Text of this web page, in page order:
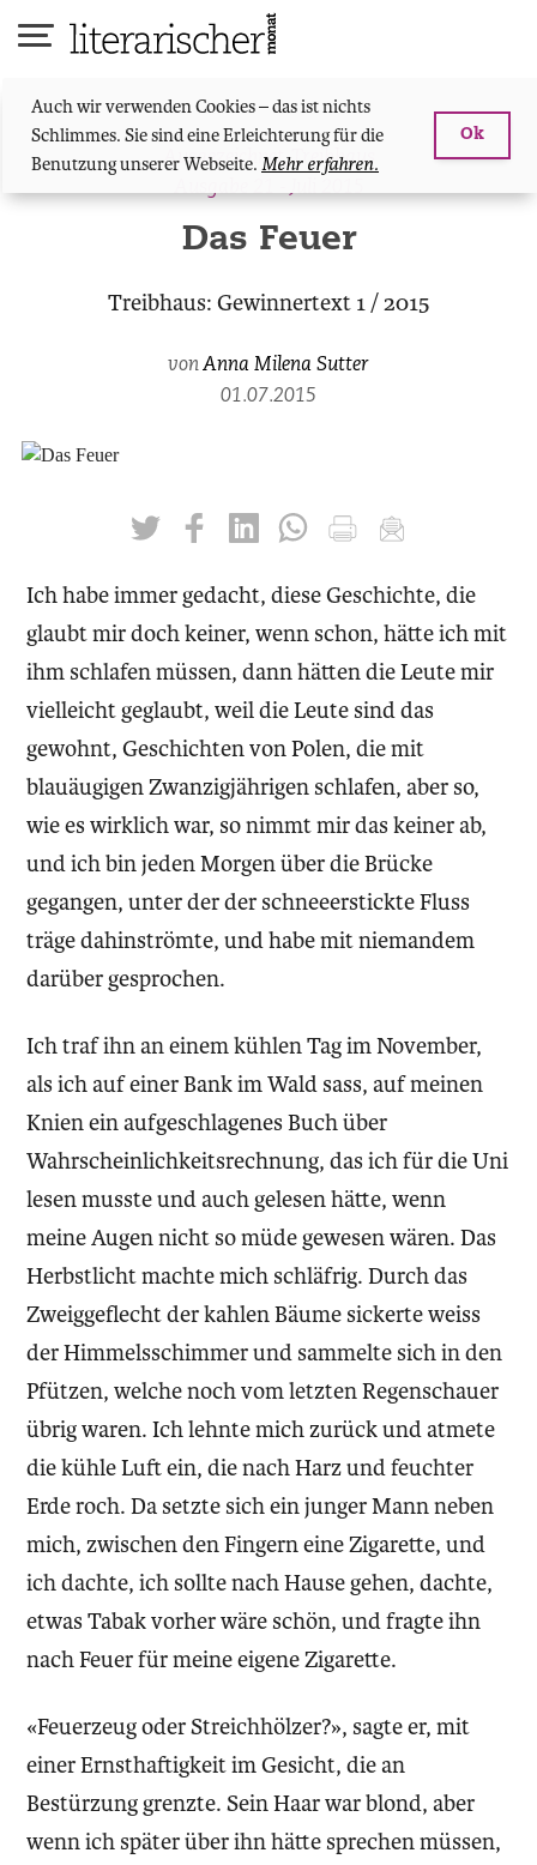
Auch wir verwenden Cookies – das ist nichts
Schlimmes. Sie sind eine Erleichterung für die
Benutzung unserer Webseite. Mehr erfahren.
Ok
Ausgezeichnet,Treibhaus
Das Feuer
Treibhaus: Gewinnertext 1 / 2015
vonAnna Milena Sutter
01.07.2015
twittern liken teilen teilen drucken
Ich habe immer gedacht, diese Geschichte, die
glaubt mir doch keiner, wenn schon, hätte ich mit
ihm schlafen müssen, dann hätten die Leute mir
vielleicht geglaubt, weil die Leute sind das
gewohnt, Geschichten von Polen, die mit
blauäugigen Zwanzigjährigen schlafen, aber so,
wie es wirklich war, so nimmt mir das keiner ab,
und ich bin jeden Morgen über die Brücke
gegangen, unter der der schneeerstickte Fluss
träge dahinströmte, und habe mit niemandem
darüber gesprochen.
Ich traf ihn an einem kühlen Tag im November,
als ich auf einer Bank im Wald sass, auf meinen
Knien ein aufgeschlagenes Buch über
Wahrscheinlichkeitsrechnung, das ich für die Uni
lesen musste und auch gelesen hätte, wenn
meine Augen nicht so müde gewesen wären. Das
Herbstlicht machte mich schläfrig. Durch das
Zweiggeflecht der kahlen Bäume sickerte weiss
der Himmelsschimmer und sammelte sich in den
Pfützen, welche noch vom letzten Regenschauer
übrig waren. Ich lehnte mich zurück und atmete
die kühle Luft ein, die nach Harz und feuchter
Erde roch. Da setzte sich ein junger Mann neben
mich, zwischen den Fingern eine Zigarette, und
ich dachte, ich sollte nach Hause gehen, dachte,
etwas Tabak vorher wäre schön, und fragte ihn
nach Feuer für meine eigene Zigarette.
«Feuerzeug oder Streichhölzer?», sagte er, mit
einer Ernsthaftigkeit im Gesicht, die an
Bestürzung grenzte. Sein Haar war blond, aber
wenn ich später über ihn hätte sprechen müssen,